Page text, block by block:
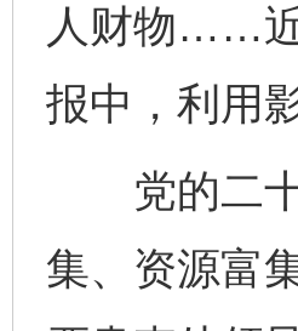
人财物……
报中，利用
党的二十
集、资源富